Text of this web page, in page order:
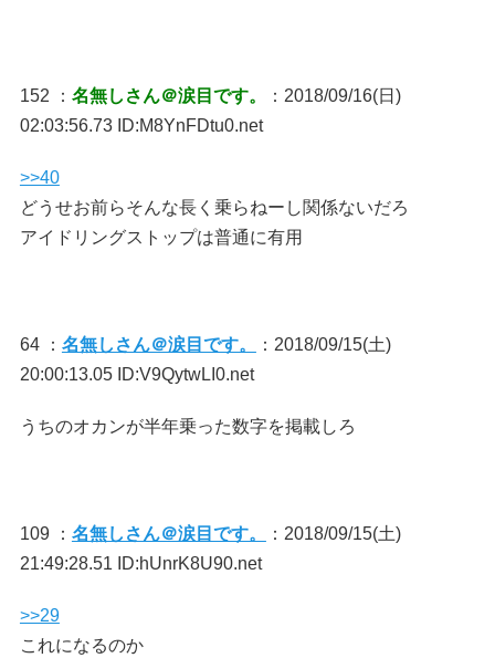
152 ： 名無しさん＠涙目です。
：2018/09/16(日)
02:03:56.73 ID:M8YnFDtu0.net
>>40
どうせお前らそんな長く乗らねーし関係ないだろ
アイドリングストップは普通に有用
64 ： 名無しさん＠涙目です。
：2018/09/15(土)
20:00:13.05 ID:V9QytwLI0.net
うちのオカンが半年乗った数字を掲載しろ
109 ： 名無しさん＠涙目です。
：2018/09/15(土)
21:49:28.51 ID:hUnrK8U90.net
>>29
これになるのか